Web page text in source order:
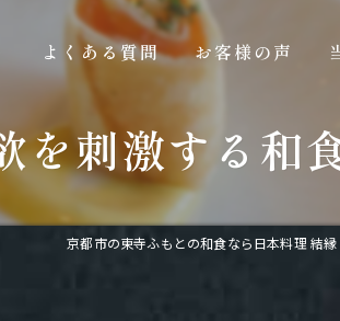
よくある質問 お客様の声
を刺激する和
京都市の東寺ふもとの和食なら日本料理 結縁